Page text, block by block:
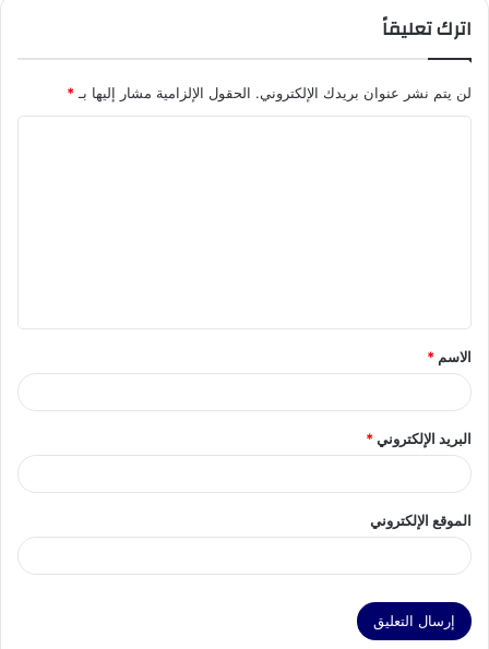
اترك تعليقاً
لن يتم نشر عنوان بريدك الإلكتروني. الحقول الإلزامية مشار إليها بـ *
ق
*
الاسم *
البريد الإلكتروني*
الموقع الإلكتروني